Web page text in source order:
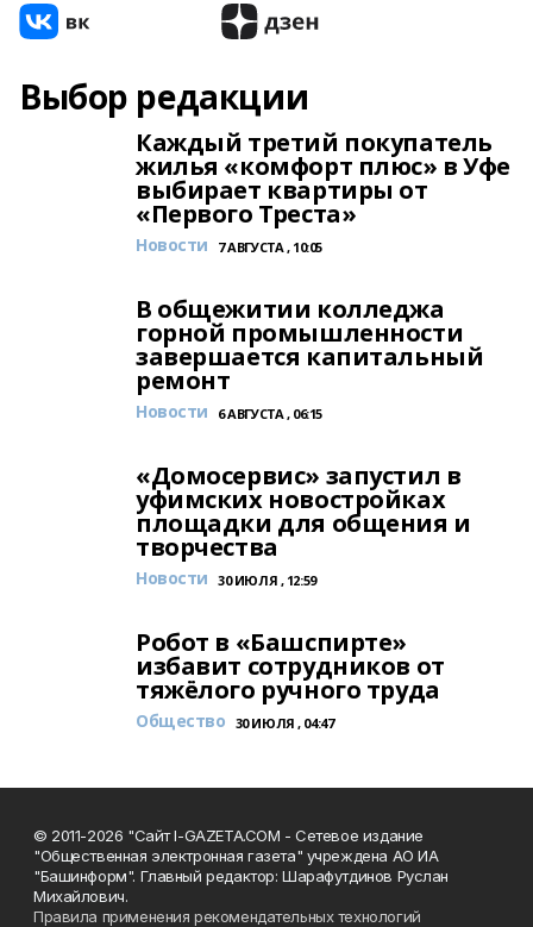
Выбор редакции
Каждый третий покупатель
жилья «комфорт плюс» в Уфе
выбирает квартиры от
«Первого Треста»
Новости 7 АВГУСТА , 10:05
В общежитии колледжа
горной промышленности
завершается капитальный
ремонт
Новости 6 АВГУСТА , 06:15
«Домосервис» запустил в
уфимских новостройках
площадки для общения и
творчества
Новости 30 ИЮЛЯ , 12:59
Робот в «Башспирте»
избавит сотрудников от
тяжёлого ручного труда
Общество 30 ИЮЛЯ , 04:47
© 2011-2026 "Сайт I-GAZETA.COM - Сетевое издание
"Общественная электронная газета" учреждена АО ИА
"Башинформ". Главный редактор: Шарафутдинов Руслан
Михайлович.
Правила применения рекомендательных технологий